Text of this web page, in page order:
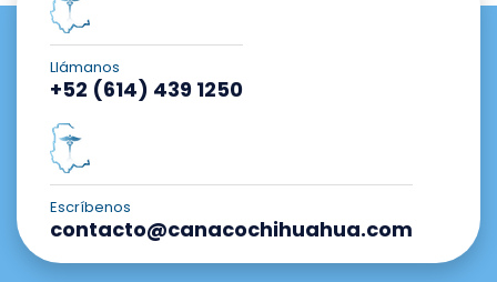
Llámanos
+52 (614) 439 1250
Escríbenos
contacto@canacochihuahua.com